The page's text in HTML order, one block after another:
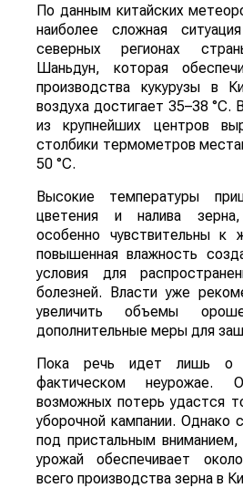
По данным китайских
наиболее сложная
северных регионах
Шаньдун, которая
производства кукурузы в
воздуха достигает 35–38 °C.
из крупнейших центров
столбики термометров
50 °C.
Высокие температуры
цветения и налива
особенно чувствительны к
повышенная влажность
условия для
болезней. Власти уже
увеличить объемы
дополнительные меры для
Пока речь идет лишь
фактическом неурожае.
возможных потерь удастся
уборочной кампании. Однако
под пристальным вниманием,
урожай обеспечивает
всего производства зерна в